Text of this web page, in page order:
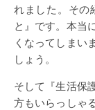
れました。その
と』です。本当
くなってしまい
しょう。
そして『生活保
方もいらっしゃ